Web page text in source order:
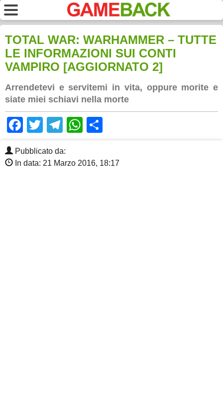
TOTAL WAR: WARHAMMER – TUTTE
LE INFORMAZIONI SUI CONTI
VAMPIRO [AGGIORNATO 2]
Arrendetevi e servitemi in vita, oppure morite e
siate miei schiavi nella morte
Facebook
TwitterTelegram
WhatsApp
Pubblicato da:
In data: 21 Marzo 2016, 18:17